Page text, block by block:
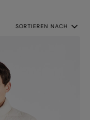
SORTIEREN NACH